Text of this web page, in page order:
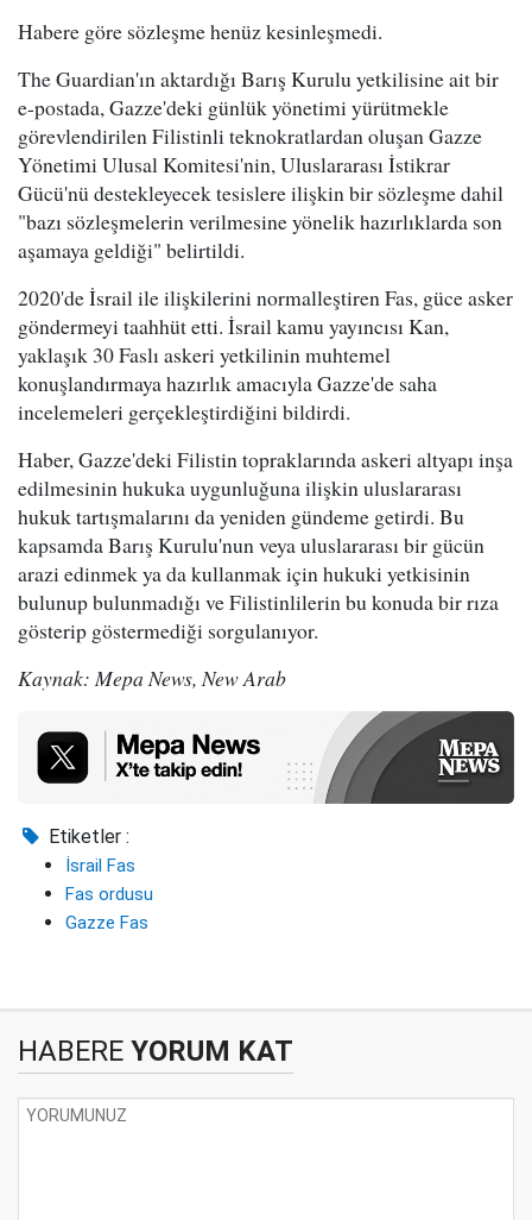
Habere göre sözleşme henüz kesinleşmedi.
The Guardian'ın aktardığı Barış Kurulu yetkilisine ait bir
e-postada, Gazze'deki günlük yönetimi yürütmekle
görevlendirilen Filistinli teknokratlardan oluşan Gazze
Yönetimi Ulusal Komitesi'nin, Uluslararası İstikrar
Gücü'nü destekleyecek tesislere ilişkin bir sözleşme dahil
"bazı sözleşmelerin verilmesine yönelik hazırlıklarda son
aşamaya geldiği" belirtildi.
2020'de İsrail ile ilişkilerini normalleştiren Fas, güce asker
göndermeyi taahhüt etti. İsrail kamu yayıncısı Kan,
yaklaşık 30 Faslı askeri yetkilinin muhtemel
konuşlandırmaya hazırlık amacıyla Gazze'de saha
incelemeleri gerçekleştirdiğini bildirdi.
Haber, Gazze'deki Filistin topraklarında askeri altyapı inşa
edilmesinin hukuka uygunluğuna ilişkin uluslararası
hukuk tartışmalarını da yeniden gündeme getirdi. Bu
kapsamda Barış Kurulu'nun veya uluslararası bir gücün
arazi edinmek ya da kullanmak için hukuki yetkisinin
bulunup bulunmadığı ve Filistinlilerin bu konuda bir rıza
gösterip göstermediği sorgulanıyor.
Kaynak: Mepa News, New Arab
Etiketler :
İsrail Fas
Fas ordusu
Gazze Fas
HABERE YORUM KAT